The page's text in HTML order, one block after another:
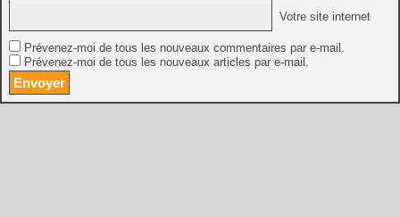
Votre site internet
Prévenez-moi de tous les nouveaux commentaires par e-mail.
Prévenez-moi de tous les nouveaux articles par e-mail.